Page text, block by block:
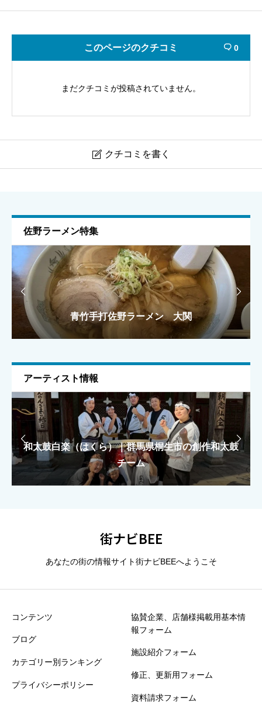
このページのクチコミ  0
まだクチコミが投稿されていません。
 クチコミを書く
ニックネーム 任意
メールアドレス
上に表示された文字を入力してください。
総合評価（★1〜5） 必須
※誹謗中傷や個人情報は掲載できません
30秒でOK！ひとことクチコミ”お願いします
佐野ラーメン特集
ラーメン雅
手打ちラーメン 麺之介
青竹手打佐野ラーメン 大関
ラーメン雅
手打ちラーメン 麺之介
 
アーティスト情報
大泉太鼓｜群馬県大泉町の創作和太鼓集団
もえがみ｜カラフルKAWAIIで駆ける「KILAKILA
魔法学校」ユニット
和太鼓白楽（はくら）｜群馬県桐生市の創作和太鼓
チーム
大泉太鼓｜群馬県大泉町の創作和太鼓集団
もえがみ｜カラフルKAWAIIで駆ける「KILAKILA
魔法学校」ユニット
 
街ナビBEE
あなたの街の情報サイト街ナビBEEへようこそ
コンテンツ
ブログ
カテゴリー別ランキング
プライバシーポリシー
協賛企業、店舗様掲載用基本情
報フォーム
施設紹介フォーム
修正、更新用フォーム
資料請求フォーム